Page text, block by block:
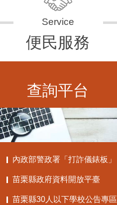
便民服務
查詢平台
內政部警政署「打詐儀錶板」
苗栗縣政府資料開放平臺
苗栗縣30人以下學校公告專區